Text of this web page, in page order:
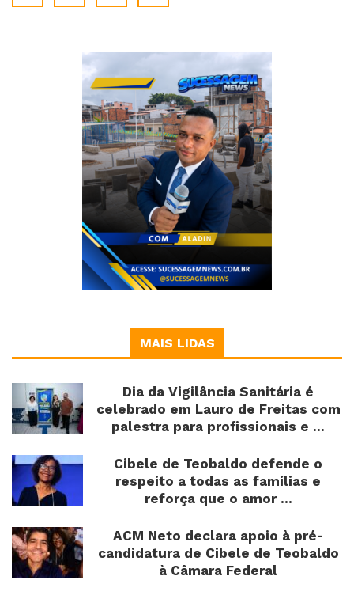
MAIS LIDAS
Dia da Vigilância Sanitária é
celebrado em Lauro de Freitas com
palestra para profissionais e ...
Cibele de Teobaldo defende o
respeito a todas as famílias e
reforça que o amor ...
ACM Neto declara apoio à pré-
candidatura de Cibele de Teobaldo
à Câmara Federal